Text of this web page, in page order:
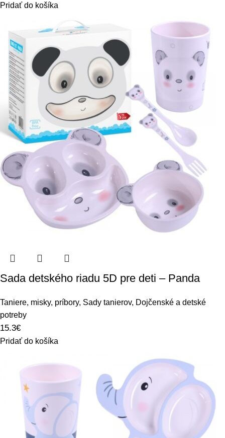
Pridať do košíka
Sada detského riadu 5D pre deti – Panda
Taniere, misky, príbory, Sady tanierov, Dojčenské a detské
potreby
15.3€
Pridať do košíka